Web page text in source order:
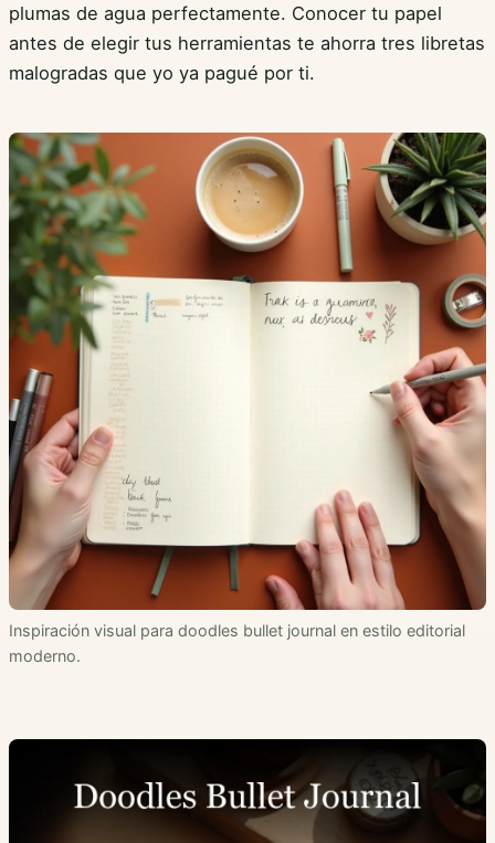
plumas de agua perfectamente. Conocer tu papel
antes de elegir tus herramientas te ahorra tres libretas
malogradas que yo ya pagué por ti.
Inspiración visual para doodles bullet journal en estilo editorial
moderno.